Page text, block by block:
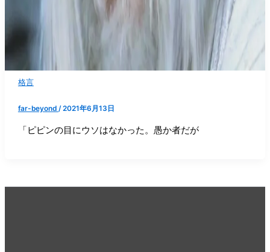
格言
far-beyond /2021年6月13日
「ピピンの目にウソはなかった。愚か者だが